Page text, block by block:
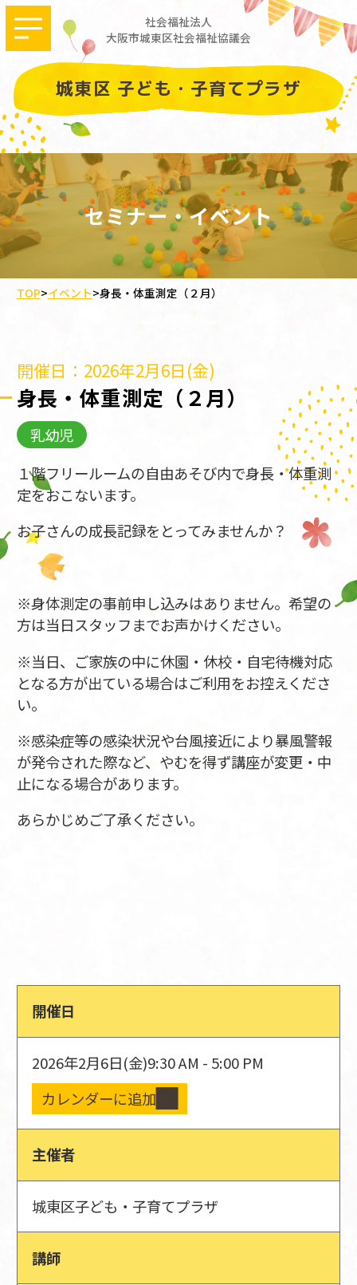
社会福祉法人
大阪市城東区社会福祉協議会
城東区 子ども・子育てプラザ
セミナー・イベント
TOP>イベント>身長・体重測定（２月）
開催日：2026年2月6日(金)
身長・体重測定（２月）
乳幼児
１階フリールームの自由あそび内で身長・体重測
定をおこないます。
お子さんの成長記録をとってみませんか？
※身体測定の事前申し込みはありません。希望の
方は当日スタッフまでお声かけください。
※当日、ご家族の中に休園・休校・自宅待機対応
となる方が出ている場合はご利用をお控えくださ
い。
※感染症等の感染状況や台風接近により暴風警報
が発令された際など、やむを得ず講座が変更・中
止になる場合があります。
あらかじめご了承ください。
開催日
2026年2月6日(金)9:30 AM - 5:00 PM
カレンダーに追加
主催者
城東区子ども・子育てプラザ
講師